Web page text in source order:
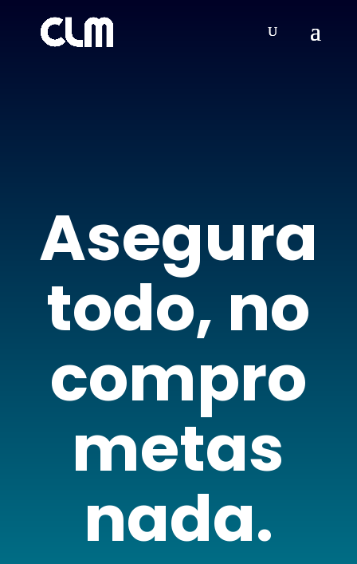
Asegura
todo, no
compro
metas
nada.